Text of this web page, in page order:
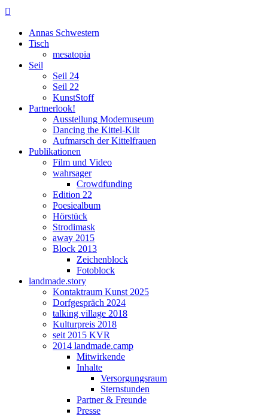

Annas Schwestern
Tisch
mesatopia
Seil
Seil 24
Seil 22
KunstStoff
Partnerlook!
Ausstellung Modemuseum
Dancing the Kittel-Kilt
Aufmarsch der Kittelfrauen
Publikationen
Film und Video
wahrsager
Crowdfunding
Edition 22
Poesiealbum
Hörstück
Strodimask
away 2015
Block 2013
Zeichenblock
Fotoblock
landmade.story
Kontaktraum Kunst 2025
Dorfgespräch 2024
talking village 2018
Kulturpreis 2018
seit 2015 KVR
2014 landmade.camp
Mitwirkende
Inhalte
Versorgungsraum
Sternstunden
Partner & Freunde
Presse